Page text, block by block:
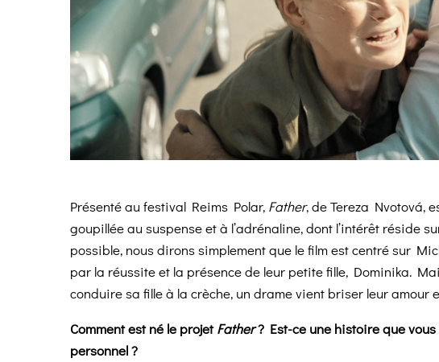
Présenté au festival Reims Polar, Father, de Tereza Nvotová,
goupillée au suspense et à l’adrénaline, dont l’intérêt réside
possible, nous dirons simplement que le film est centré sur
par la réussite et la présence de leur petite fille, Dominika.
conduire sa fille à la crèche, un drame vient briser leur amour
Comment est né le projetFather? Est-ce une histoire que
personnel ?